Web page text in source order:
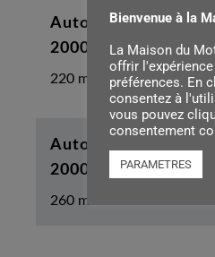
Autonomie
2000 L avec lame
220 min
Autonomie
2000 L avec lame
260 min
Bienvenue à la
La Maison du
offrir
préférences. En
consentez à
vous pouvez
consentement
PARAMETRES